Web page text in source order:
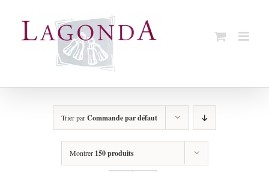
Trier parCommande par défaut
Montrer 150 produits